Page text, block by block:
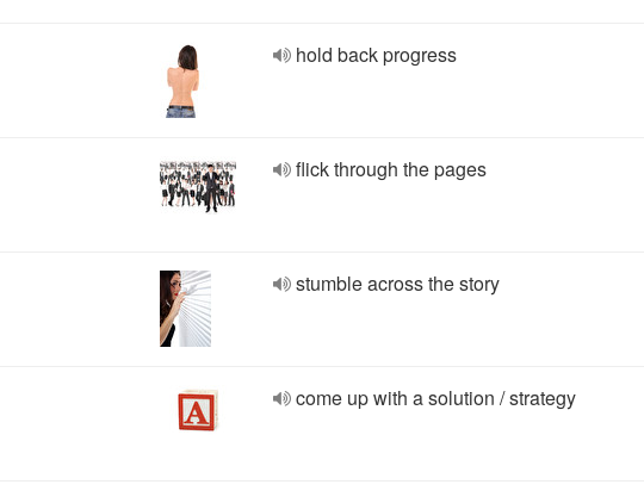
hold back progress
flick through the pages
stumble across the story
come up with a solution / strategy